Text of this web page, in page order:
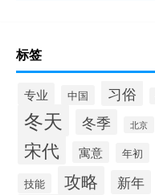
标签
专业 中国 习俗
冬天 冬季 北京
宋代 寓意 年初
技能
攻略 新年